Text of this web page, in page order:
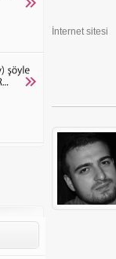
İnternet sitesi